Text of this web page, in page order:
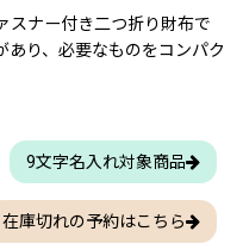
スナー付き二つ折り財布で
あり、必要なものをコンパク
9文字名入れ対象商品
在庫切れの予約はこちら